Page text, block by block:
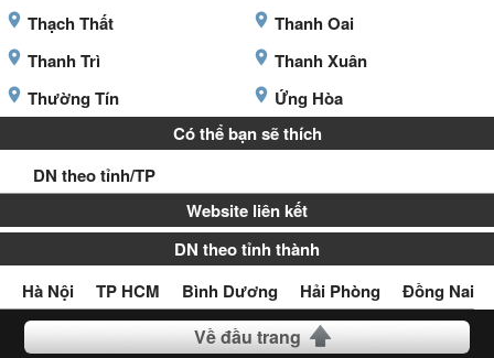
Thạch Thất
Thanh Oai
Thanh Trì
Thanh Xuân
Thường Tín
Ứng Hòa
Có thể bạn sẽ thích
DN theo tỉnh/TP
Website liên kết
DN theo tỉnh thành
Hà Nội
TP HCM Bình Dương Hải Phòng Đồng Nai
Về đầu trang